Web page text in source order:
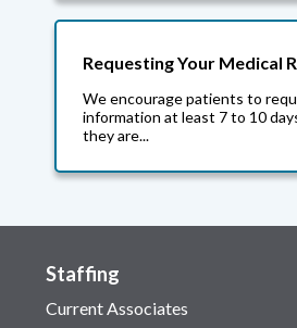
Requesting Your Medical
We encourage patients to
information at least 7 to 10
they are...
Staffing
Current Associates